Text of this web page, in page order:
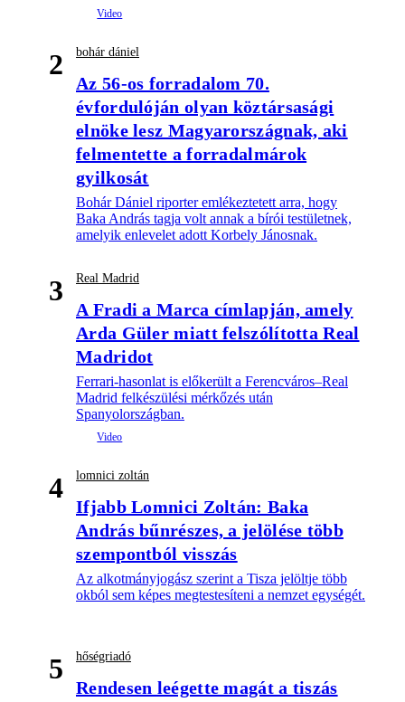
2 bohár dániel
Az 56-os forradalom 70.
évfordulóján olyan köztársasági
elnöke lesz Magyarországnak, aki
felmentette a forradalmárok
gyilkosát
Bohár Dániel riporter emlékeztetett arra, hogy
Baka András tagja volt annak a bírói testületnek,
amelyik enlevelet adott Korbely Jánosnak.
3 Real Madrid
A Fradi a Marca címlapján, amely
Arda Güler miatt felszólította Real
Madridot
Ferrari-hasonlat is előkerült a Ferencváros–Real
Madrid felkészülési mérkőzés után
Spanyolországban.
4 lomnici zoltán
Ifjabb Lomnici Zoltán: Baka
András bűnrészes, a jelölése több
szempontból visszás
Az alkotmányjogász szerint a Tisza jelöltje több
okból sem képes megtestesíteni a nemzet egységét.
5 hőségriadó
Rendesen leégette magát a tiszás